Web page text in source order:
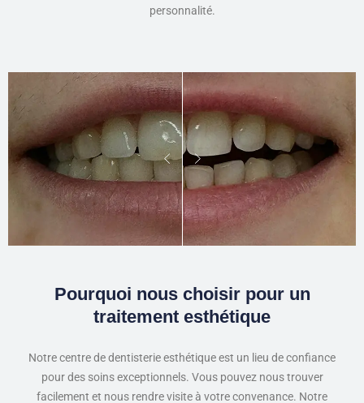
personnalité.
Pourquoi nous choisir pour un
traitement esthétique
Notre centre de dentisterie esthétique est un lieu de confiance
pour des soins exceptionnels. Vous pouvez nous trouver
facilement et nous rendre visite à votre convenance. Notre